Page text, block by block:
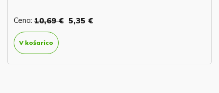
Cena: 10,69 € 5,35 €
V košarico